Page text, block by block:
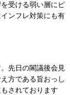
受ける弱い層にピ
ンフレ対策にも有
先日の閣議後会見
方である旨おっし
されております